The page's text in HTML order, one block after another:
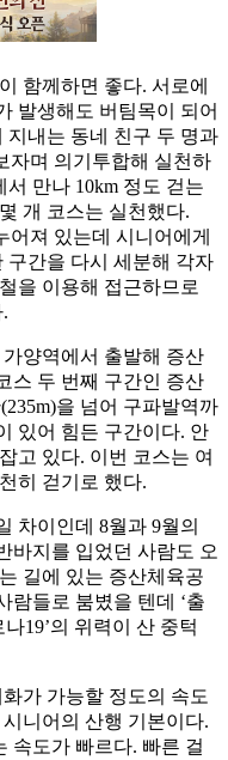
함께하면 좋다. 서로에
발생해도 버팀목이 되어
지내는 동네 친구 두 명과
자며 의기투합해 실천하
만나 10km 정도 걷는
개 코스는 실천했다.
어져 있는데 시니어에게
구간을 다시 세분해 각자
을 이용해 접근하므로
양역에서 출발해 증산
스 두 번째 구간인 증산
을 넘어 구파발역까
있어 힘든 구간이다. 안
고 있다. 이번 코스는 여
히 걷기로 했다.
차이인데 8월과 9월의
바지를 입었던 사람도 오
길에 있는 증산체육공
람들로 붐볐을 텐데 ‘출
19’의 위력이 산 중턱
가 가능할 정도의 속도
니어의 산행 기본이다.
속도가 빠르다. 빠른 걸